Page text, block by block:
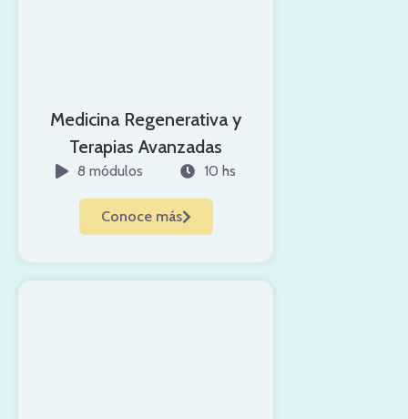
Medicina Regenerativa y
Terapias Avanzadas
8 módulos 10 hs
Conoce más